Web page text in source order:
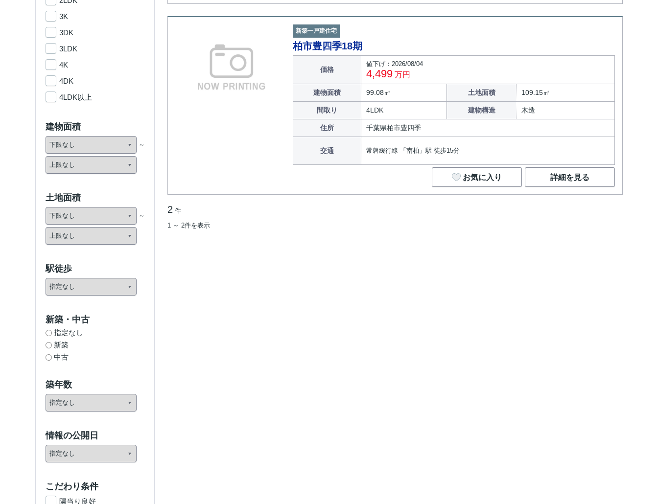
新築一戸建住宅
柏市豊四季18期
価格
値下げ：2026/08/04
4,499 万円
建物面積 99.08㎡ 土地面積 109.15㎡
間取り 4LDK 建物構造 木造
住所 千葉県柏市豊四季
交通 常磐緩行線 「南柏」駅 徒歩15分
お気に入り 詳細を見る
2 件
1 ～ 2件を表示
3K
3DK
3LDK
4K
4DK
4LDK以上
建物面積
土地面積
駅徒歩
新築・中古
指定なし
新築
中古
築年数
情報の公開日
こだわり条件
陽当り良好